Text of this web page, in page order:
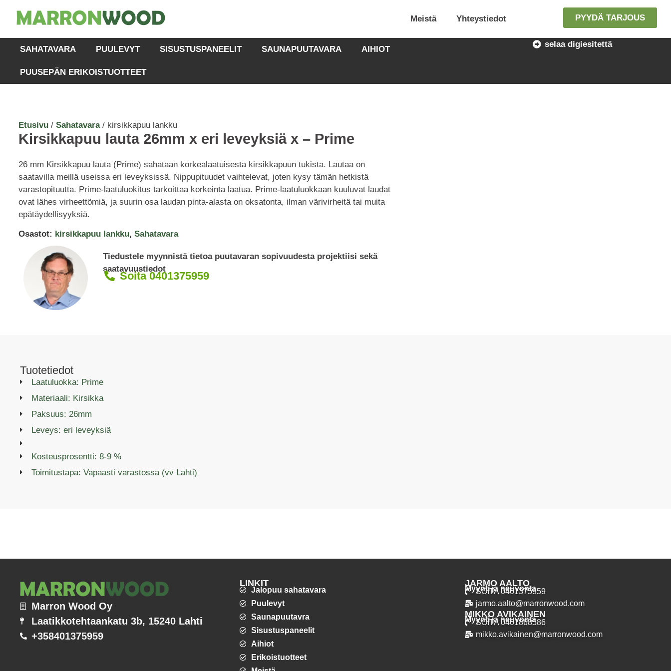
Meistä Yhteystiedot PYYDÄ TARJOUS
selaa digiesitettä
SAHATAVARA PUULEVYT SISUSTUSPANEELIT SAUNAPUUTAVARA AIHIOT
PUUSEPÄN ERIKOISTUOTTEET
Etusivu / Sahatavara/ kirsikkapuu lankku
Kirsikkapuu lauta 26mm x eri leveyksiä x – Prime
26 mm Kirsikkapuu lauta (Prime) sahataan korkealaatuisesta kirsikkapuun tukista. Lautaa on
saatavilla meillä useissa eri leveyksissä. Nippupituudet vaihtelevat, joten kysy tämän hetkistä
varastopituutta. Prime-laatuluokitus tarkoittaa korkeinta laatua. Prime-laatuluokkaan kuuluvat laudat
ovat lähes virheettömiä, ja suurin osa laudan pinta-alasta on oksatonta, ilman värivirheitä tai muita
epätäydellisyyksiä.
Osastot: kirsikkapuu lankku, Sahatavara
Tiedustele myynnistä tietoa puutavaran sopivuudesta projektiisi sekä
saatavuustiedot
Soita 0401375959
Tuotetiedot
Laatuluokka: Prime
Materiaali: Kirsikka
Paksuus: 26mm
Leveys: eri leveyksiä
Kosteusprosentti: 8-9 %
Toimitustapa: Vapaasti varastossa (vv Lahti)
Marron Wood Oy
Laatikkotehtaankatu 3b, 15240 Lahti
+358401375959
LINKIT
Jalopuu sahatavara
Puulevyt
Saunapuutavra
Sisustuspaneelit
Aihiot
Erikoistuotteet
JARMO AALTO
Myynti ja neuvonta
SOITA 0401375959
jarmo.aalto@marronwood.com
MIKKO AVIKAINEN
Myynti ja neuvonta
SOITA 0401868586
mikko.avikainen@marronwood.com